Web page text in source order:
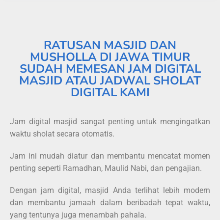
RATUSAN MASJID DAN
MUSHOLLA DI JAWA TIMUR
SUDAH MEMESAN JAM DIGITAL
MASJID ATAU JADWAL SHOLAT
DIGITAL KAMI
Jam digital masjid sangat penting untuk mengingatkan
waktu sholat secara otomatis.
Jam ini mudah diatur dan membantu mencatat momen
penting seperti Ramadhan, Maulid Nabi, dan pengajian.
Dengan jam digital, masjid Anda terlihat lebih modern
dan membantu jamaah dalam beribadah tepat waktu,
yang tentunya juga menambah pahala.